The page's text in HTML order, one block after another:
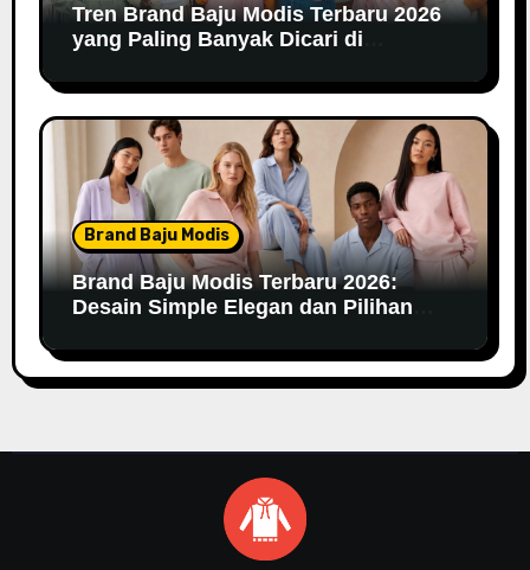
Tren Brand Baju Modis Terbaru 2026
yang Paling Banyak Dicari di
Brand Baju Modis
Brand Baju Modis Terbaru 2026:
Desain Simple Elegan dan Pilihan